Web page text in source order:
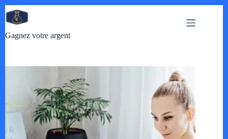
Passer
contenu
Gagnez votre argent